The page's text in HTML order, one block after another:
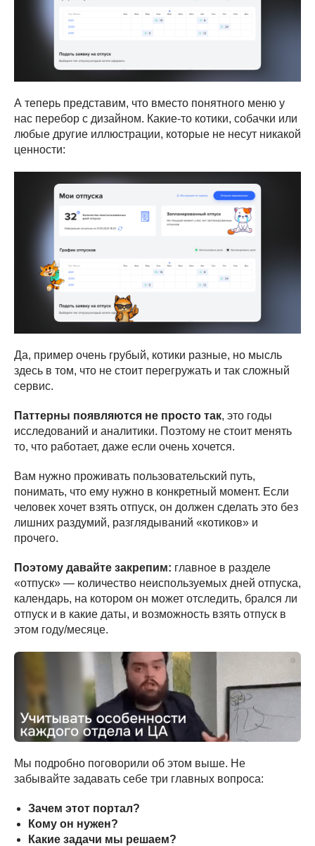
А теперь представим, что вместо понятного меню у
нас перебор с дизайном. Какие-то котики, собачки или
любые другие иллюстрации, которые не несут никакой
ценности:
Да, пример очень грубый, котики разные, но мысль
здесь в том, что не стоит перегружать и так сложный
сервис.
Паттерны появляются не просто так, это годы
исследований и аналитики. Поэтому не стоит менять
то, что работает, даже если очень хочется.
Вам нужно проживать пользовательский путь,
понимать, что ему нужно в конкретный момент. Если
человек хочет взять отпуск, он должен сделать это без
лишних раздумий, разглядываний «котиков» и
прочего.
Поэтому давайте закрепим: главное в разделе
«отпуск» — количество неиспользуемых дней отпуска,
календарь, на котором он может отследить, брался ли
отпуск и в какие даты, и возможность взять отпуск в
этом году/месяце.
Мы подробно поговорили об этом выше. Не
забывайте задавать себе три главных вопроса:
Зачем этот портал?
Кому он нужен?
Какие задачи мы решаем?